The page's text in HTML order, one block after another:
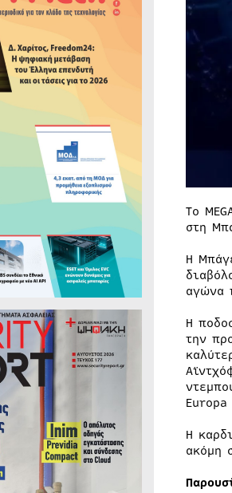
To
στη
Η
αγώνα
Η
την
Η
ακόμη